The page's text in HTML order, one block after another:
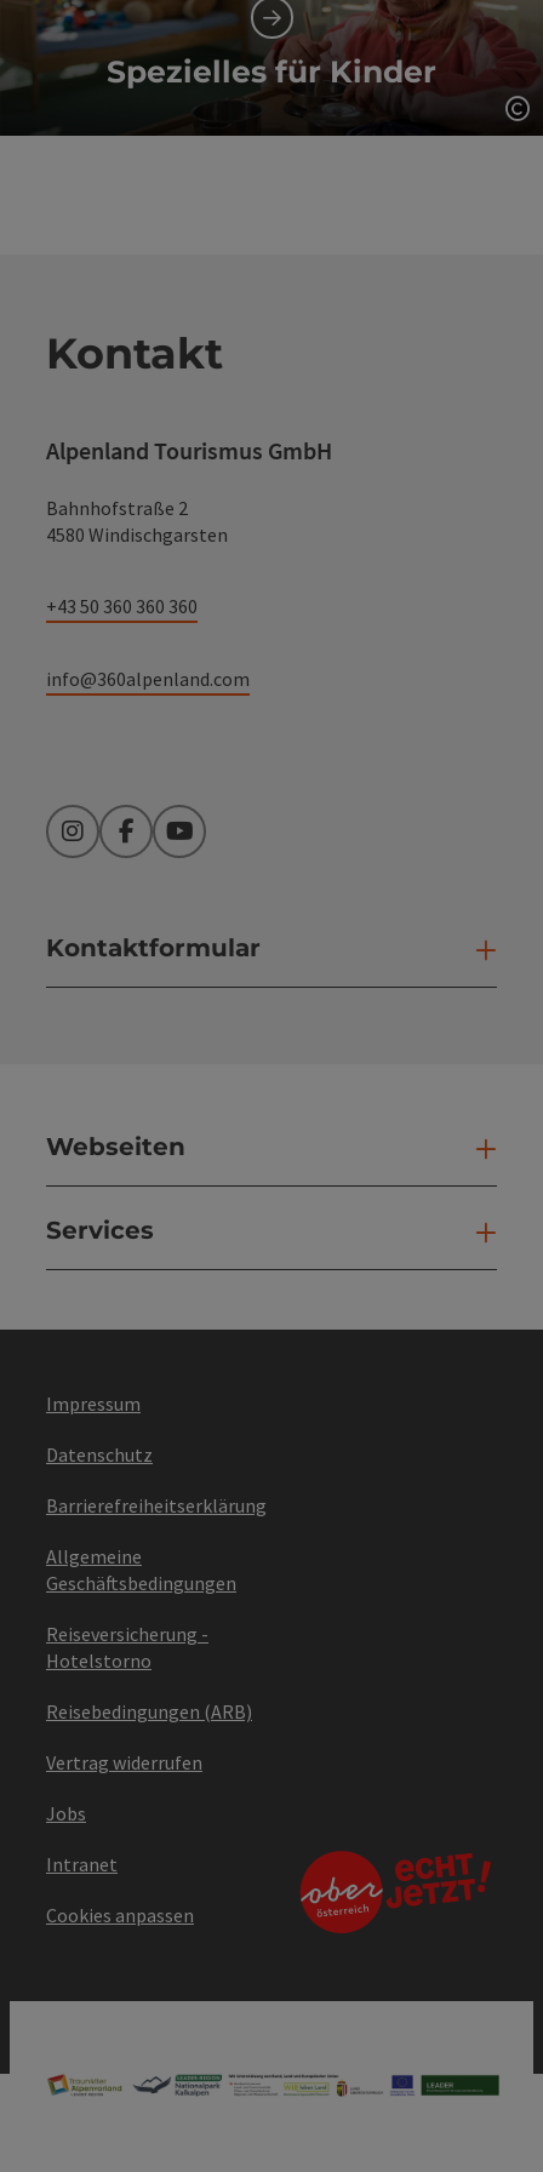
Spezielles für Kinder
Kontakt
Alpenland Tourismus GmbH
Bahnhofstraße 2
4580 Windischgarsten
+43 50 360 360 360
info@360alpenland.com
InstagramFacebookYouTube
Kontaktformular
Webseiten
Services
Impressum
Datenschutz
Barrierefreiheitserklärung
Allgemeine
Geschäftsbedingungen
Reiseversicherung -
Hotelstorno
Reisebedingungen (ARB)
Vertrag widerrufen
Jobs
Intranet
Cookies anpassen